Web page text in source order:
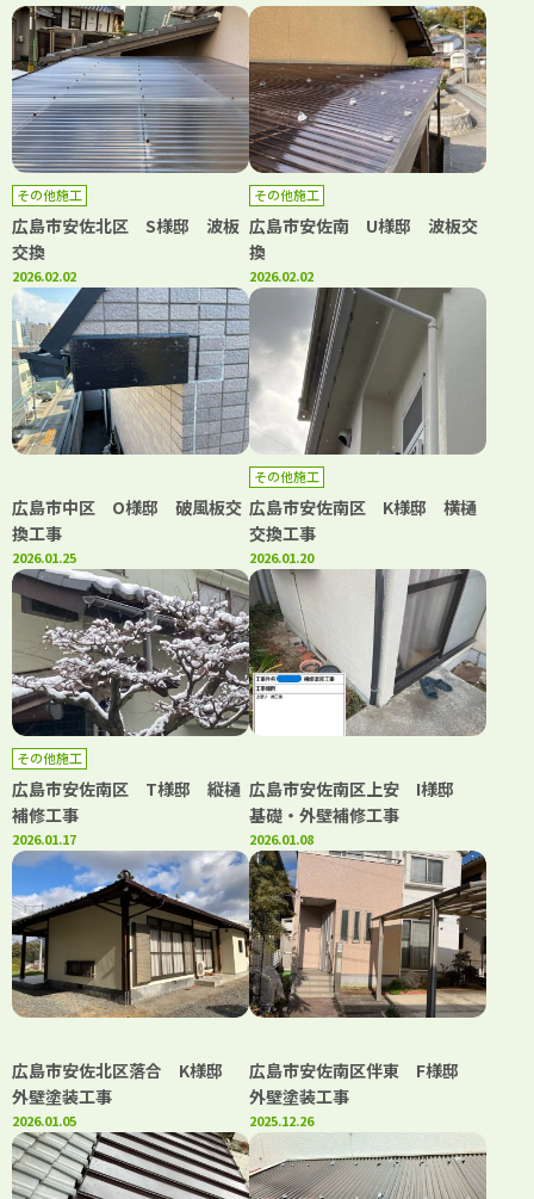
その他施工
広島市安佐北区 S様邸 波板
交換
2026.02.02
その他施工
広島市安佐南 U様邸 波板交
換
2026.02.02
広島市中区 O様邸 破風板交
換工事
2026.01.25
その他施工
広島市安佐南区 K様邸 横樋
交換工事
2026.01.20
その他施工
広島市安佐南区 T様邸 縦樋
補修工事
2026.01.17
広島市安佐南区上安 I様邸
基礎・外壁補修工事
2026.01.08
広島市安佐北区落合 K様邸
外壁塗装工事
2026.01.05
広島市安佐南区伴東 F様邸
外壁塗装工事
2025.12.26